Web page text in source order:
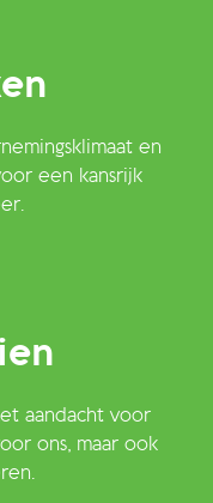
en
een kansrijk
aandacht voor
ons, maar ook